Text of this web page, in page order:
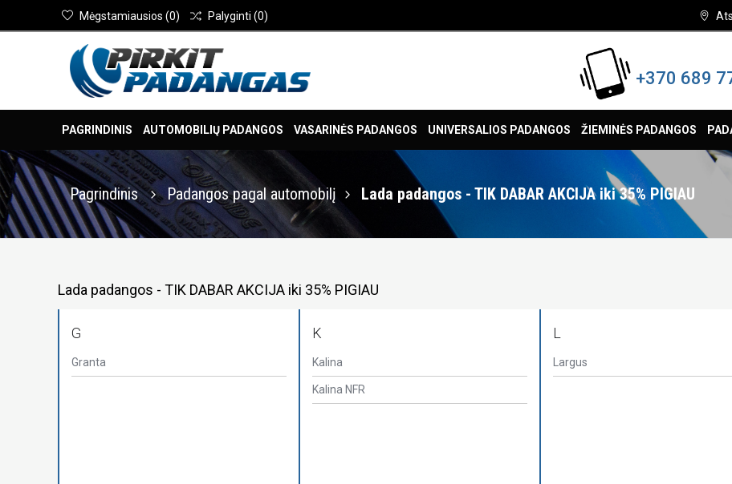
Mėgstamiausios (0) Palyginti (0)
+370 689
PAGRINDINIS AUTOMOBILIŲ PADANGOS VASARINĖS PADANGOS UNIVERSALIOS PADANGOS ŽIEMINĖS PADANGOS
Pagrindinis Padangos pagal automobilį Lada padangos - TIK DABAR AKCIJA iki 35% PIGIAU
Lada padangos - TIK DABAR AKCIJA iki 35% PIGIAU
G
Granta
K
Kalina
Kalina NFR
L
Largus